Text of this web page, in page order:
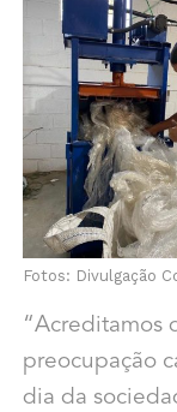
Fotos: Divulgação
“Acreditamos
preocupação
dia da